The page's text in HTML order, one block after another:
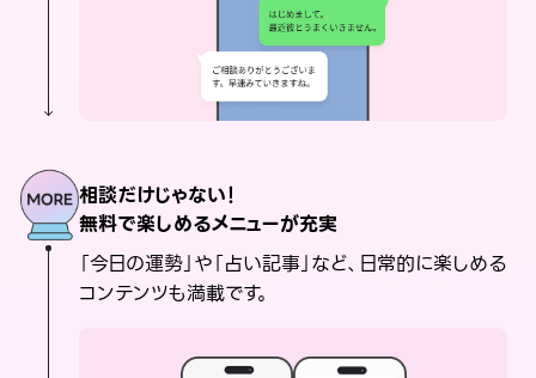
相談だけじゃない！
無料で楽しめるメニューが充実
「今日の運勢」や「占い記事」など、日常的に楽しめる
コンテンツも満載です。